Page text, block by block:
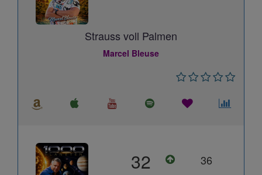
Strauss voll Palmen
Marcel Bleuse
32 36